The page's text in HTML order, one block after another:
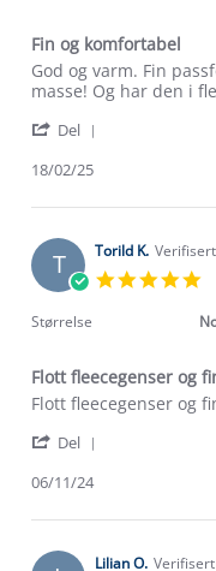
Fin og komfortabel
Review
by
N.
18
2025
review
stating
og
God og varm. Fin
masse! Og har den i
Del
Helene
on
18
Feb
18/02/25
T Torild K.
Størrelse
Flott fleecegenser og
Review
Torild
on
Nov
review
Flott
og
størrelse.
Flott fleecegenser og
Del
Torild
on
06/11/24
Lilian O.
Om Stormberg